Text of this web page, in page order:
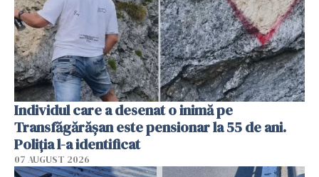
Individul care a desenat o inimă pe
Transfăgărășan este pensionar la 55 de ani.
Poliția l-a identificat
07 AUGUST 2026